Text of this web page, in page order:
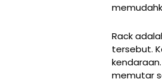
Rack
tersebut.
memutar